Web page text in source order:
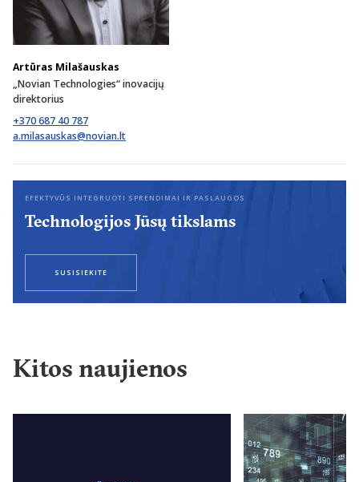
Artūras Milašauskas
„Novian Technologies“ inovacijų
direktorius
+370 687 40 787
EFEKTYVŪS INTEGRUOTI SPRENDIMAI IR PASLAUGOS
Technologijos Jūsų tikslams
SUSISIEKITE
Kitos naujienos